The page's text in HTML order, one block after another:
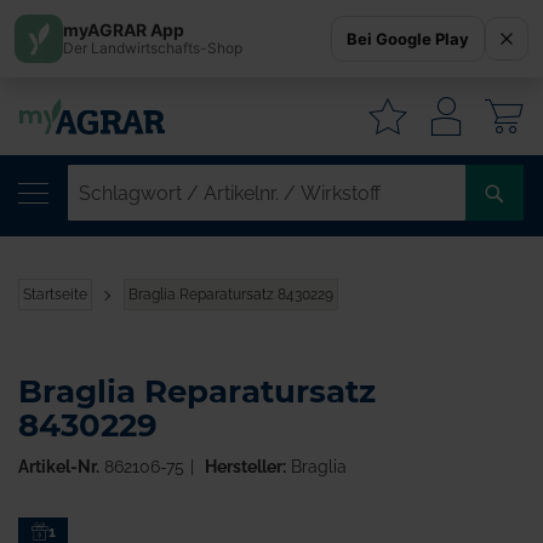
Startseite Braglia Reparatursatz 8430229
Zum1
Braglia Reparatursatz
8430229
Artikel-Nr. 862106-75 Hersteller:Braglia
myAGRAR App
Der Landwirtschafts-Shop Bei Google Play